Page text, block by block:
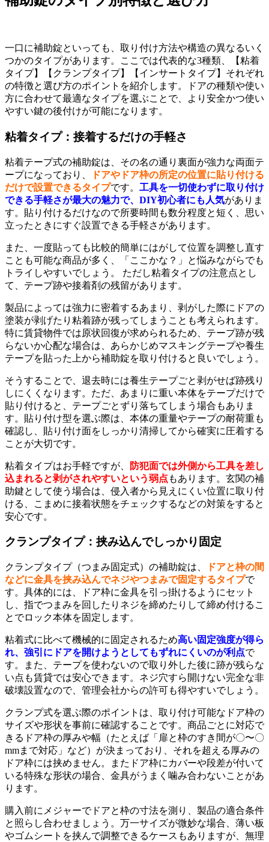
一口に補助錠といっても、取り付け方法や構造の異なるいく
つかのタイプがあります。ここでは代表的な3種類、【粘着
タイプ】【クランプタイプ】【インサートタイプ】それぞれ
の特徴と選び方のポイントを紹介します。ドアの種類や使い
方に合わせて最適なタイプを選ぶことで、より安全かつ使い
やすい鍵の後付けが可能になります。
粘着タイプ：接着するだけの手軽さ
粘着テープ式の補助錠は、その名の通り裏面が強力な両面テ
ープになっており、
ドアやドア枠の所定の位置に貼り付ける
だけで設置できるタイプです。 工具を一切使わずに取り付け
できる手軽さが最大の魅力で、DIY初心者にも人気がありま
す。貼り付けるだけなので所要時間も数分程度と短く、思い
立ったときにすぐ設置できる手軽さがあります。
また、一度貼っても比較的簡単にはがして位置を調整し直す
ことも可能な商品が多く、「ここかな？」と悩みながらでも
トライしやすいでしょう。 ただし粘着タイプの注意点とし
て、テープ跡や接着剤の残留があります。
製品によっては強力に密着するあまり、剥がした際にドアの
塗装が剥げたり粘着跡が残ってしまうことも考えられます。
特に賃貸物件では原状回復が求められるため、テープ跡が残
らないか心配な場合は、あらかじめマスキングテープや養生
テープを貼った上から補助錠を取り付けると良いでしょう。
そうすることで、退去時には養生テープごと剥がせば跡残り
しにくくなります。ただ、あまりに重い本体をテープだけで
貼り付けると、テープごとずり落ちてしまう場合もありま
す。貼り付け型を選ぶ際は、本体の重量やテープの耐荷重も
確認し、貼り付け面をしっかり清掃してから確実に圧着する
ことが大切です。
粘着タイプはお手軽ですが、
防犯面では外側から工具を差し
込まれると剥がされやすいという弱点 もあります。玄関の補
助鍵として使う場合は、侵入者から見えにくい位置に取り付
ける、こまめに接着状態をチェックするなどの対策をすると
安心です。
クランプタイプ：挟み込んでしっかり固定
クランプタイプ（つまみ固定式）の補助錠は、
ドアと枠の間
などに金具を挟み込んでネジやつまみで固定するタイプで
す。具体的には、ドア枠に金具を引っ掛けるようにセット
し、指でつまみを回したりネジを締めたりして締め付けるこ
とでロック本体を固定します。
粘着式に比べて機械的に固定されるため高い固定強度が得ら
れ、強引にドアを開けようとしてもずれにくいのが利点で
す。また、テープを使わないので取り外した後に跡が残らな
い点も賃貸では安心できます。ネジ穴すら開けない完全な非
破壊設置なので、管理会社からの許可も得やすいでしょう。
クランプ式を選ぶ際のポイントは、取り付け可能なドア枠の
サイズや形状を事前に確認することです。商品ごとに対応で
きるドア枠の厚みや幅（たとえば「扉と枠のすき間が〇〜〇
mmまで対応」など）が決まっており、それを超える厚みの
ドア枠には挟めません。またドア枠にカバーや段差が付いて
いる特殊な形状の場合、金具がうまく噛み合わないことがあ
ります。
購入前にメジャーでドアと枠の寸法を測り、製品の適合条件
と照らし合わせましょう。万一サイズが微妙な場合、薄い板
やゴムシートを挟んで調整できるケースもありますが、無理